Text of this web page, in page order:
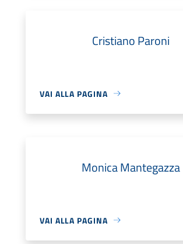
Cristiano Paroni
VAI ALLA PAGINA
Monica Mantegazza
VAI ALLA PAGINA